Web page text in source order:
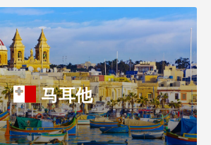
马耳他